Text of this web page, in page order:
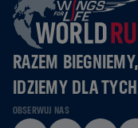
RAZEM
IDZIEMY DLA
OBSERWUJ NAS